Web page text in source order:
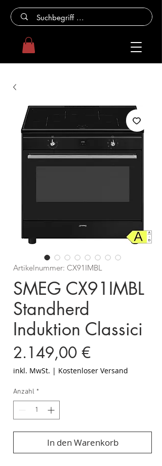
Artikelnummer: CX91IMBL
SMEG CX91IMBL
Standherd
Induktion Classici
2.149,00 €Preis
inkl. MwSt. | Kostenloser Versand
Anzahl *
In den Warenkorb